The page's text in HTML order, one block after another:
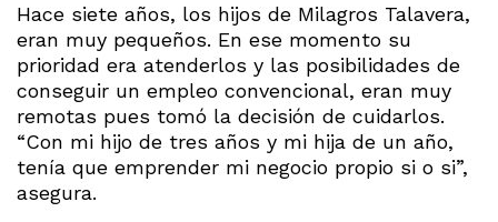
Hace siete años, los hijos de Milagros Talavera,
eran muy pequeños. En ese momento su
prioridad era atenderlos y las posibilidades de
conseguir un empleo convencional, eran muy
remotas pues tomó la decisión de cuidarlos.
“Con mi hijo de tres años y mi hija de un año,
tenía que emprender mi negocio propio si o si”,
asegura.